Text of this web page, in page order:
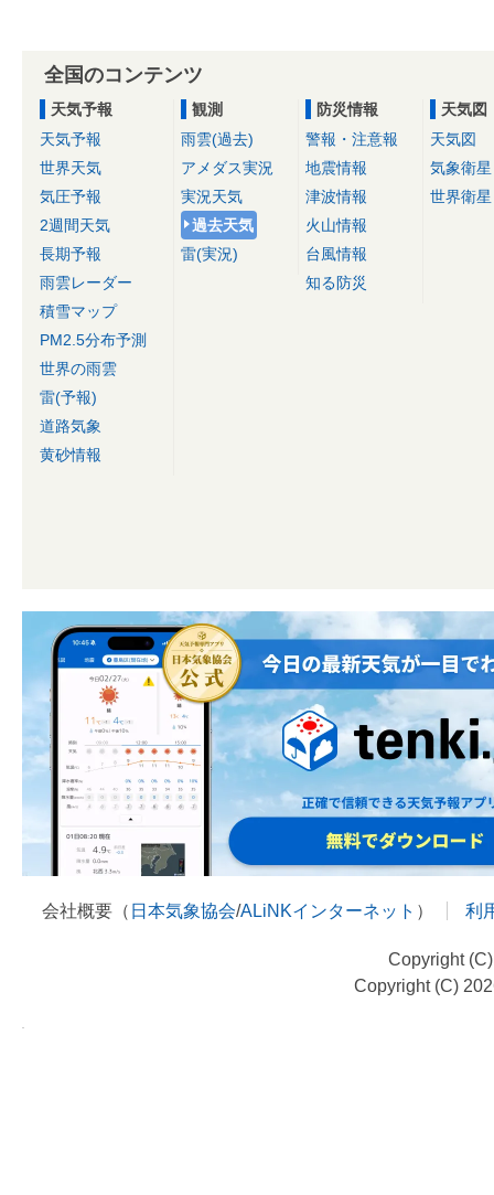
全国のコンテンツ
天気予報
天気予報
世界天気
気圧予報
2週間天気
長期予報
雨雲レーダー
積雪マップ
PM2.5分布予測
世界の雨雲
雷(予報)
道路気象
黄砂情報
観測
雨雲(過去)
アメダス実況
実況天気
過去天気
雷(実況)
防災情報
警報・注意報
地震情報
津波情報
火山情報
台風情報
知る防災
天気図
天気図
気象衛星
世界衛星
会社概要（ 日本気象協会/ALiNKインターネット ） 利
Copyright
Copyright (C)